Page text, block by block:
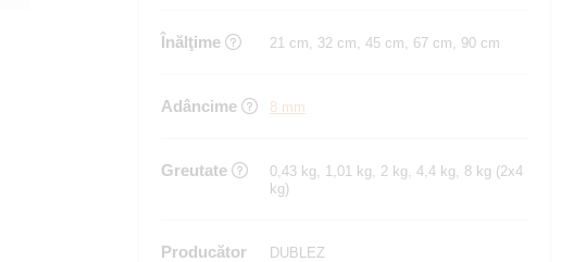
Înălţime 21 cm, 32 cm, 45 cm, 67 cm, 90 cm
Adâncime 8 mm
Greutate
0,43 kg, 1,01 kg, 2 kg, 4,4 kg, 8 kg (2x4
kg)
Producător DUBLEZ